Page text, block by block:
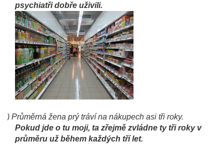
psychiatři dobře uživili.
c) Průměrná žena prý tráví na nákupech asi tři roky.
Pokud jde o tu moji, ta zřejmě zvládne ty tři roky v
průměru už během každých tří let.